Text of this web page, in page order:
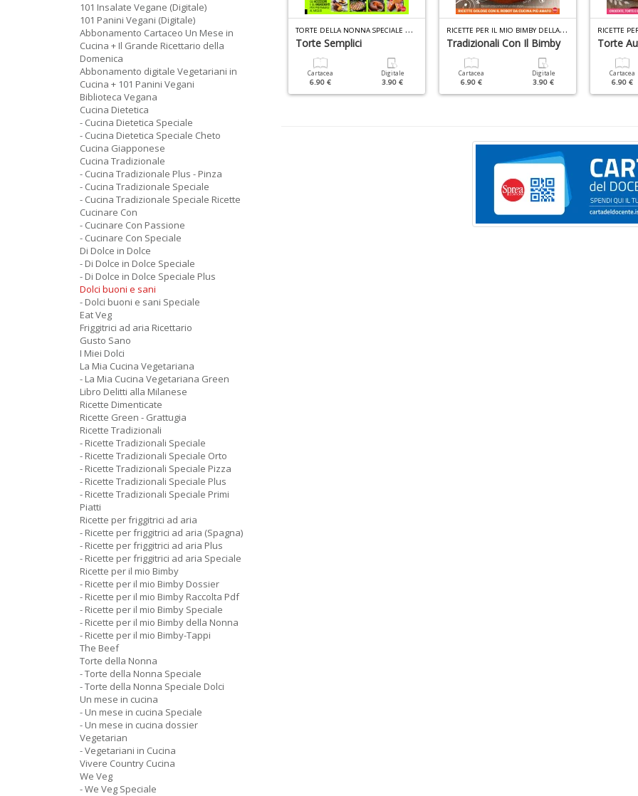
R
ICETTE PER IL MIO BIMBY SPECIALE N.5
Digitale
3.50 €
CUCINA DIETETICA SPECIALE N.12
Ricette Detox Con Gusto
Cartacea
7.90 €
Digitale
T
ORTE DELLA NONNA SPECIALE N.54
Torte Semplici
Cartacea
6.90 €
Digitale
3.90 €
R
ICETTE PER IL MIO BIMBY DELLA NONNA N.2
Tradizionali Con Il Bimby
Cartacea
6.90 €
Digitale
3.90 €
Torte
Cartacea
6.90 €
101 Insalate Vegane (Digitale)
101 Panini Vegani (Digitale)
Abbonamento Cartaceo Un Mese in
Cucina + Il Grande Ricettario della
Domenica
Abbonamento digitale Vegetariani in
Cucina + 101 Panini Vegani
Biblioteca Vegana
Cucina Dietetica
- Cucina Dietetica Speciale
- Cucina Dietetica Speciale Cheto
Cucina Giapponese
Cucina Tradizionale
- Cucina Tradizionale Plus - Pinza
- Cucina Tradizionale Speciale
- Cucina Tradizionale Speciale Ricette
Cucinare Con
- Cucinare Con Passione
- Cucinare Con Speciale
Di Dolce in Dolce
- Di Dolce in Dolce Speciale
- Di Dolce in Dolce Speciale Plus
Dolci buoni e sani
- Dolci buoni e sani Speciale
Eat Veg
Friggitrici ad aria Ricettario
Gusto Sano
I Miei Dolci
La Mia Cucina Vegetariana
- La Mia Cucina Vegetariana Green
Libro Delitti alla Milanese
Ricette Dimenticate
Ricette Green - Grattugia
Ricette Tradizionali
- Ricette Tradizionali Speciale
- Ricette Tradizionali Speciale Orto
- Ricette Tradizionali Speciale Pizza
- Ricette Tradizionali Speciale Plus
- Ricette Tradizionali Speciale Primi
Piatti
Ricette per friggitrici ad aria
- Ricette per friggitrici ad aria (Spagna)
- Ricette per friggitrici ad aria Plus
- Ricette per friggitrici ad aria Speciale
Ricette per il mio Bimby
- Ricette per il mio Bimby Dossier
- Ricette per il mio Bimby Raccolta Pdf
- Ricette per il mio Bimby Speciale
- Ricette per il mio Bimby della Nonna
- Ricette per il mio Bimby-Tappi
The Beef
Torte della Nonna
- Torte della Nonna Speciale
- Torte della Nonna Speciale Dolci
Un mese in cucina
- Un mese in cucina Speciale
- Un mese in cucina dossier
Vegetarian
- Vegetariani in Cucina
Vivere Country Cucina
We Veg
- We Veg Speciale